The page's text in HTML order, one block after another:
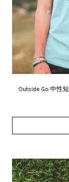
Outside Go 中性